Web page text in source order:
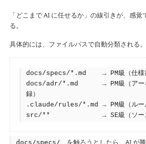
「どこまで AI に任せるか」の線引きが、感覚
る。
具体的には、ファイルパスで自動分類される。
docs/specs/*.md    → PM級（仕様
docs/adr/*.md      → PM級（アーキ
録）
.claude/rules/*.md → PM級（ルー
src/**             → SE級（ソース
docs/specs/